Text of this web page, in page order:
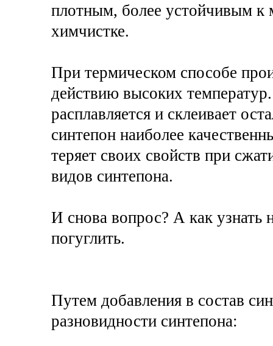
плотным, более устойчивым к
химчистке.
При термическом способе
действию высоких
расплавляется и склеивает
синтепон наиболее
теряет своих свойств при
видов синтепона.
И снова вопрос? А как узнать
погуглить.
Путем добавления в состав
разновидности синтепона: